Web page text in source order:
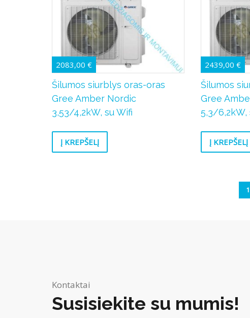
2083,00 €
Šilumos siurblys oras-oras
Gree Amber Nordic
3,53/4,2kW, su Wifi
Į KREPŠELĮ
2439,00 €
Šilumos
Gree
5,3/6,2kW,
Į KREPŠELĮ
1
Kontaktai
Susisiekite su mumis!